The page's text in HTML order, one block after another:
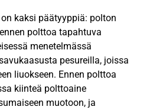
kaksi päätyyppiä: polton
polttoa tapahtuva
menetelmässä
pesureilla, joissa
liuokseen. Ennen polttoa
kiinteä polttoaine
muotoon, ja